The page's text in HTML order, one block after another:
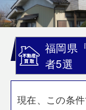
福岡県
者5選
現在、この条